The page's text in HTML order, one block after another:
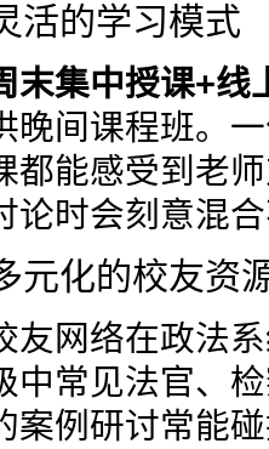
活的学习模式
末集中授课+线
晚间课程班。
都能感受到老
论时会刻意混
元化的校友资
友网络在政法
中常见法官、
案例研讨常能